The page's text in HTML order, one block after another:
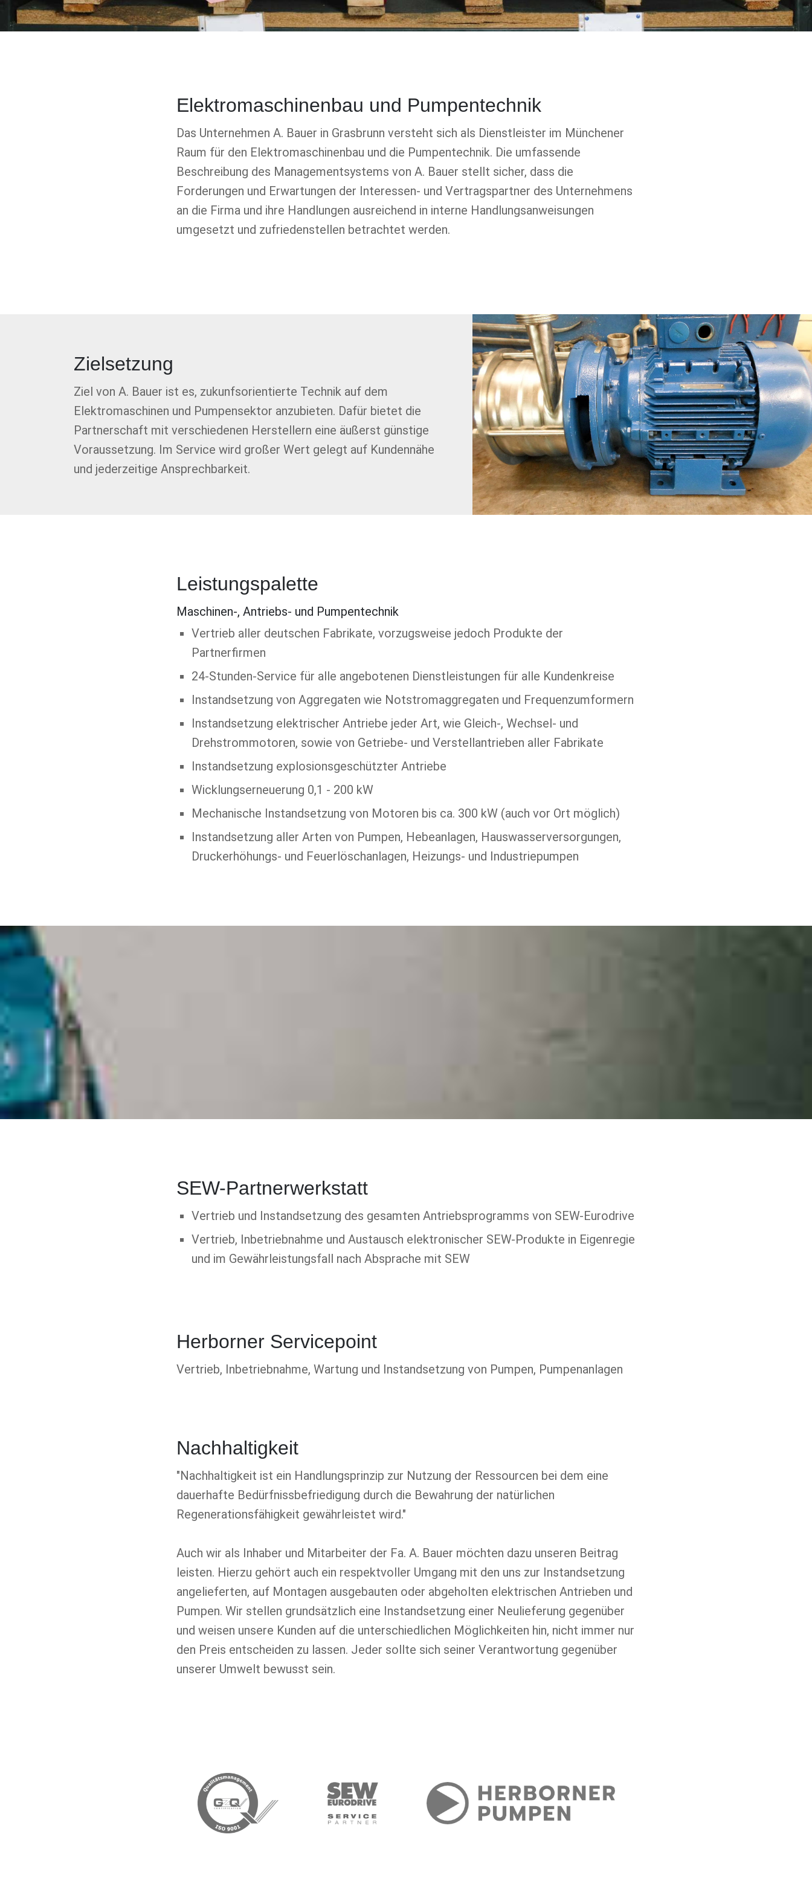
Elektromaschinenbau und Pumpentechnik
Das Unternehmen A. Bauer in Grasbrunn versteht sich als Dienstleister im Münchener
Raum für den Elektromaschinenbau und die Pumpentechnik. Die umfassende
Beschreibung des Managementsystems von A. Bauer stellt sicher, dass die
Forderungen und Erwartungen der Interessen- und Vertragspartner des Unternehmens
an die Firma und ihre Handlungen ausreichend in interne Handlungsanweisungen
umgesetzt und zufriedenstellen betrachtet werden.
Zielsetzung
Ziel von A. Bauer ist es, zukunfsorientierte Technik auf dem
Elektromaschinen und Pumpensektor anzubieten. Dafür bietet die
Partnerschaft mit verschiedenen Herstellern eine äußerst günstige
Voraussetzung. Im Service wird großer Wert gelegt auf Kundennähe
und jederzeitige Ansprechbarkeit.
Leistungspalette
Maschinen-, Antriebs- und Pumpentechnik
Vertrieb aller deutschen Fabrikate, vorzugsweise jedoch Produkte der
Partnerfirmen
24-Stunden-Service für alle angebotenen Dienstleistungen für alle Kundenkreise
Instandsetzung von Aggregaten wie Notstromaggregaten und Frequenzumformern
Instandsetzung elektrischer Antriebe jeder Art, wie Gleich-, Wechsel- und
Drehstrommotoren, sowie von Getriebe- und Verstellantrieben aller Fabrikate
Instandsetzung explosionsgeschützter Antriebe
Wicklungserneuerung 0,1 - 200 kW
Mechanische Instandsetzung von Motoren bis ca. 300 kW (auch vor Ort möglich)
Instandsetzung aller Arten von Pumpen, Hebeanlagen, Hauswasserversorgungen,
Druckerhöhungs- und Feuerlöschanlagen, Heizungs- und Industriepumpen
SEW-Partnerwerkstatt
Vertrieb und Instandsetzung des gesamten Antriebsprogramms von SEW-Eurodrive
Vertrieb, Inbetriebnahme und Austausch elektronischer SEW-Produkte in Eigenregie
und im Gewährleistungsfall nach Absprache mit SEW
Herborner Servicepoint
Vertrieb, Inbetriebnahme, Wartung und Instandsetzung von Pumpen, Pumpenanlagen
Nachhaltigkeit
"Nachhaltigkeit ist ein Handlungsprinzip zur Nutzung der Ressourcen bei dem eine
dauerhafte Bedürfnissbefriedigung durch die Bewahrung der natürlichen
Regenerationsfähigkeit gewährleistet wird."
Auch wir als Inhaber und Mitarbeiter der Fa. A. Bauer möchten dazu unseren Beitrag
leisten. Hierzu gehört auch ein respektvoller Umgang mit den uns zur Instandsetzung
angelieferten, auf Montagen ausgebauten oder abgeholten elektrischen Antrieben und
Pumpen. Wir stellen grundsätzlich eine Instandsetzung einer Neulieferung gegenüber
und weisen unsere Kunden auf die unterschiedlichen Möglichkeiten hin, nicht immer nur
den Preis entscheiden zu lassen. Jeder sollte sich seiner Verantwortung gegenüber
unserer Umwelt bewusst sein.